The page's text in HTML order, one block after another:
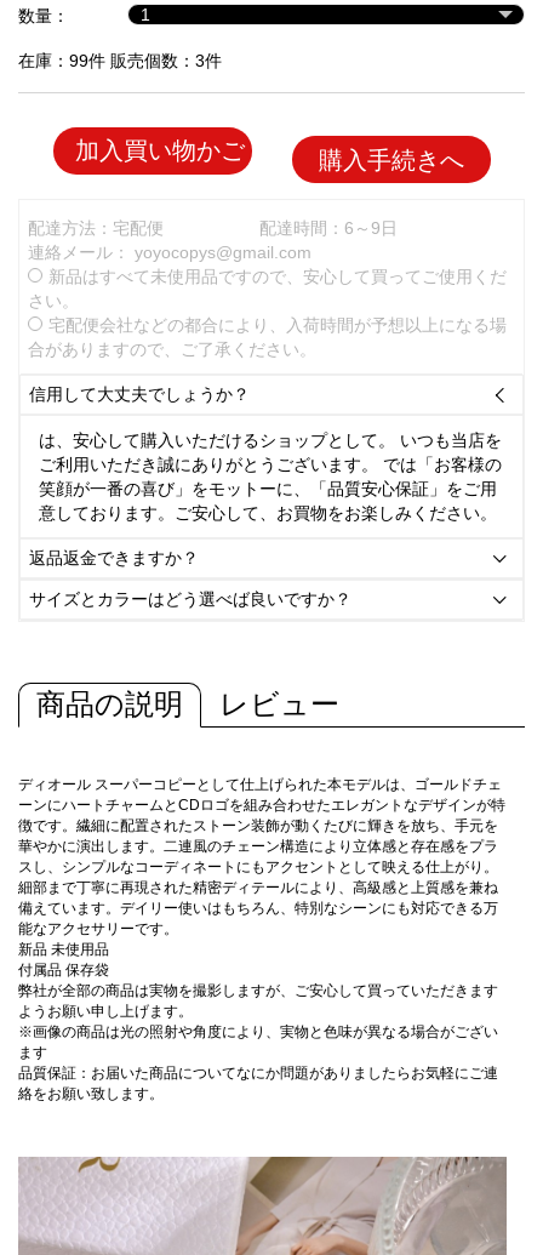
数量：
在庫：99件 販売個数：3件
加入買い物かご 購入手続きへ
配達方法：宅配便
配達時間：6～9日
連絡メール： yoyocopys@gmail.com
新品はすべて未使用品ですので、安心して買ってご使用くだ
さい。
宅配便会社などの都合により、入荷時間が予想以上になる場
合がありますので、ご了承ください。
信用して大丈夫でしょうか？ 
は、安心して購入いただけるショップとして。 いつも当店を
ご利用いただき誠にありがとうございます。 では「お客様の
笑顔が一番の喜び」をモットーに、「品質安心保証」をご用
意しております。ご安心して、お買物をお楽しみください。
返品返金できますか？ 
サイズとカラーはどう選べば良いですか？ 
商品の説明 レビュー
ディオール スーパーコピーとして仕上げられた本モデルは、ゴールドチェ
ーンにハートチャームとCDロゴを組み合わせたエレガントなデザインが特
徴です。繊細に配置されたストーン装飾が動くたびに輝きを放ち、手元を
華やかに演出します。二連風のチェーン構造により立体感と存在感をプラ
スし、シンプルなコーディネートにもアクセントとして映える仕上がり。
細部まで丁寧に再現された精密ディテールにより、高級感と上質感を兼ね
備えています。デイリー使いはもちろん、特別なシーンにも対応できる万
能なアクセサリーです。
新品 未使用品
付属品 保存袋
弊社が全部の商品は実物を撮影しますが、ご安心して買っていただきます
ようお願い申し上げます。
※画像の商品は光の照射や角度により、実物と色味が異なる場合がござい
ます
品質保証：お届いた商品についてなにか問題がありましたらお気軽にご連
絡をお願い致します。